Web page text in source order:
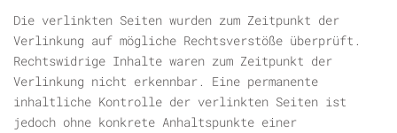
Die verlinkten Seiten wurden zum Zeitpunkt der
Verlinkung auf mögliche Rechtsverstöße überprüft.
Rechtswidrige Inhalte waren zum Zeitpunkt der
Verlinkung nicht erkennbar. Eine permanente
inhaltliche Kontrolle der verlinkten Seiten ist
jedoch ohne konkrete Anhaltspunkte einer